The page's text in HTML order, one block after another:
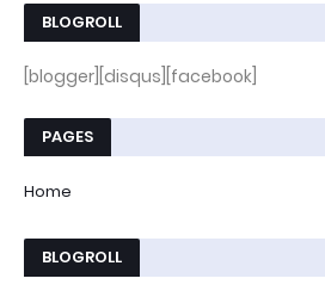
BLOGROLL
[blogger][disqus][facebook]
PAGES
Home
BLOGROLL